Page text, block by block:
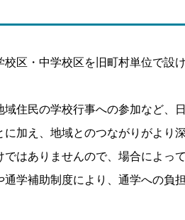
区・中学校区を旧町村単位で設
住民の学校行事への参加など、
加え、地域とのつながりがより
はありませんので、場合によっ
学補助制度により、通学への負